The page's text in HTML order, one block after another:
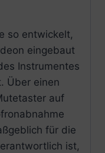
so entwickelt,
eingebaut
Instrumentes
Über einen
auf
für die
ist,